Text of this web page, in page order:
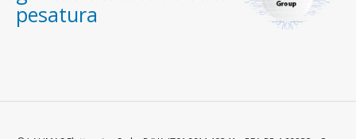
pesatura